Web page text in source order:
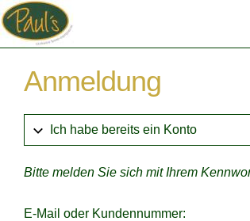
Anmeldung
Ich habe bereits ein Konto
Bitte melden Sie sich mit Ihrem
E-Mail oder Kundennummer: